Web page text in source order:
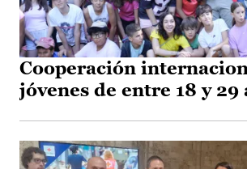
Cooperación
jóvenes de entre 18 y 29